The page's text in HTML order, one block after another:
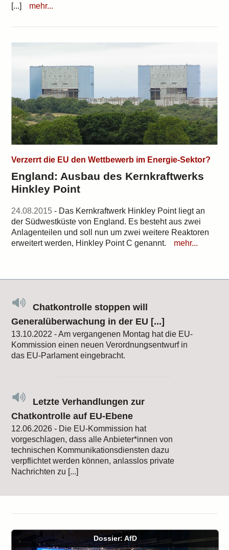
[...] mehr...
Verzerrt die EU den Wettbewerb im Energie-Sektor?
England: Ausbau des Kernkraftwerks
Hinkley Point
24.08.2015 - Das Kernkraftwerk Hinkley Point liegt an
der Südwestküste von England. Es besteht aus zwei
Anlagenteilen und soll nun um zwei weitere Reaktoren
erweitert werden, Hinkley Point C genannt.
mehr...
Chatkontrolle stoppen will
Generalüberwachung in der EU [...]
13.10.2022 - Am vergangenen Montag hat die EU-
Kommission einen neuen Verordnungsentwurf in
das EU-Parlament eingebracht.
Letzte Verhandlungen zur
Chatkontrolle auf EU-Ebene
12.06.2026 - Die EU-Kommission hat
vorgeschlagen, dass alle Anbieter*innen von
technischen Kommunikationsdiensten dazu
verpflichtet werden können, anlasslos private
Nachrichten zu [...]
Dossier: AfD